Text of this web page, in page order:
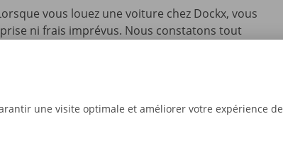
vous louez une voiture chez Dockx, vous
ni frais imprévus. Nous constatons tout
j/7.
une visite optimale et améliorer votre expérience de